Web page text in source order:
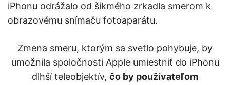
iPhonu odrážalo od šikmého zrkadla smerom k
obrazovému snímaču fotoaparátu.
Zmena smeru, ktorým sa svetlo pohybuje, by
umožnila spoločnosti Apple umiestniť do iPhonu
dlhší teleobjektív, čo by používateľom